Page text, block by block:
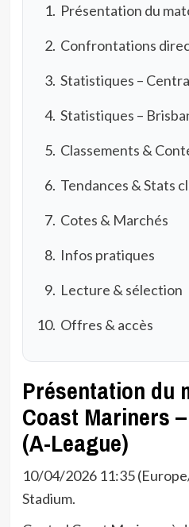
Présentation du
Confrontations
Statistiques –
Statistiques –
Classements &
Tendances & Stats
Cotes & Marchés
Infos pratiques
Lecture & sélection
Offres & accès
Présentation du
Coast Mariners
(A-League)
10/04/2026 11:35
Stadium.